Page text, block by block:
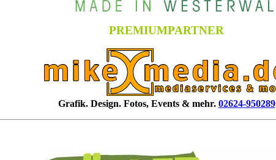
PREMIUMPARTNER
Grafik. Design. Fotos, Events & mehr. 02624-950289